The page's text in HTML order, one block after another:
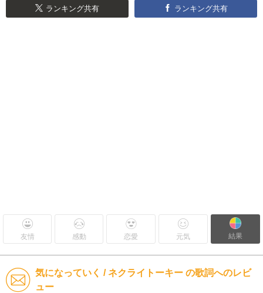
ランキング共有 ランキング共有
友情 感動 恋愛 元気 結果
気になっていく / ネクライトーキー の歌詞へのレビ
ュー